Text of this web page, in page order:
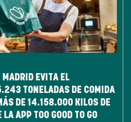
MADRID EVITA EL
TONELADAS DE COMIDA
14.158.000 KILOS DE
APP TOO GOOD TO GO